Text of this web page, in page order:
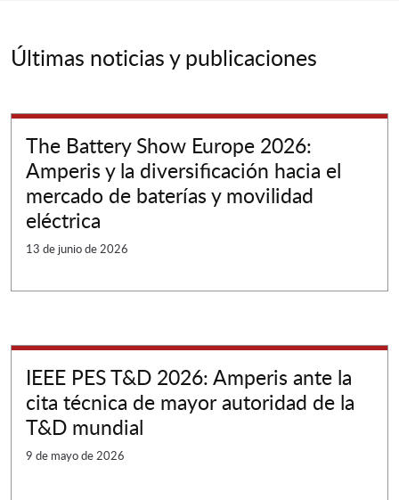
Últimas noticias y publicaciones
The Battery Show Europe 2026:
Amperis y la diversificación hacia el
mercado de baterías y movilidad
eléctrica
13 de junio de 2026
IEEE PES T&D 2026: Amperis ante la
cita técnica de mayor autoridad de la
T&D mundial
9 de mayo de 2026